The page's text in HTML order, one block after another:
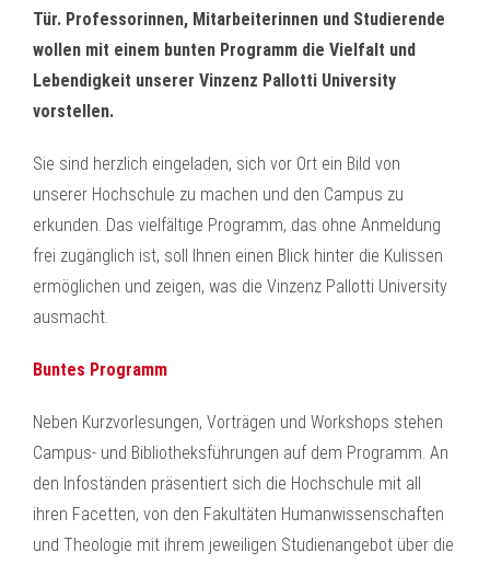
Tür. Professorinnen, Mitarbeiterinnen und Studierende
wollen mit einem bunten Programm die Vielfalt und
Lebendigkeit unserer Vinzenz Pallotti University
vorstellen.
Sie sind herzlich eingeladen, sich vor Ort ein Bild von
unserer Hochschule zu machen und den Campus zu
erkunden. Das vielfältige Programm, das ohne Anmeldung
frei zugänglich ist, soll Ihnen einen Blick hinter die Kulissen
ermöglichen und zeigen, was die Vinzenz Pallotti University
ausmacht.
Buntes Programm
Neben Kurzvorlesungen, Vorträgen und Workshops stehen
Campus- und Bibliotheksführungen auf dem Programm. An
den Infoständen präsentiert sich die Hochschule mit all
ihren Facetten, von den Fakultäten Humanwissenschaften
und Theologie mit ihrem jeweiligen Studienangebot über die